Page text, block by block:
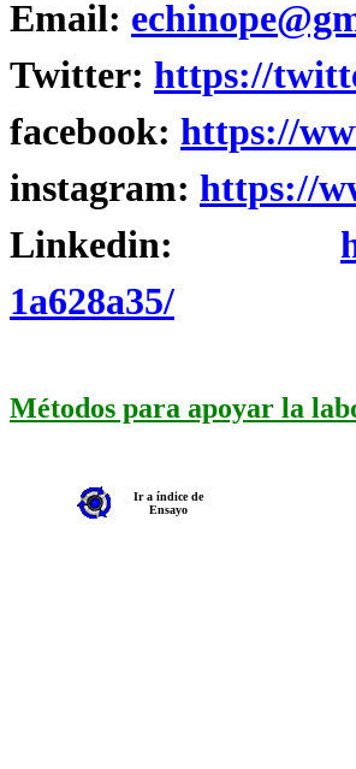
Email:
Twitter: https://
facebook: https://
instagram: https://
Linkedin:
1a628a35/
Métodos para apoyar la
Ir a índice de
Ensayo